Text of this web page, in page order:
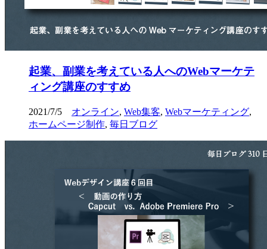
起業、副業を考えている人へのWebマーケテ
ィング講座のすすめ
2021/7/5 オンライン, Web集客, Webマーケティング,
ホームページ制作, 毎日ブログ